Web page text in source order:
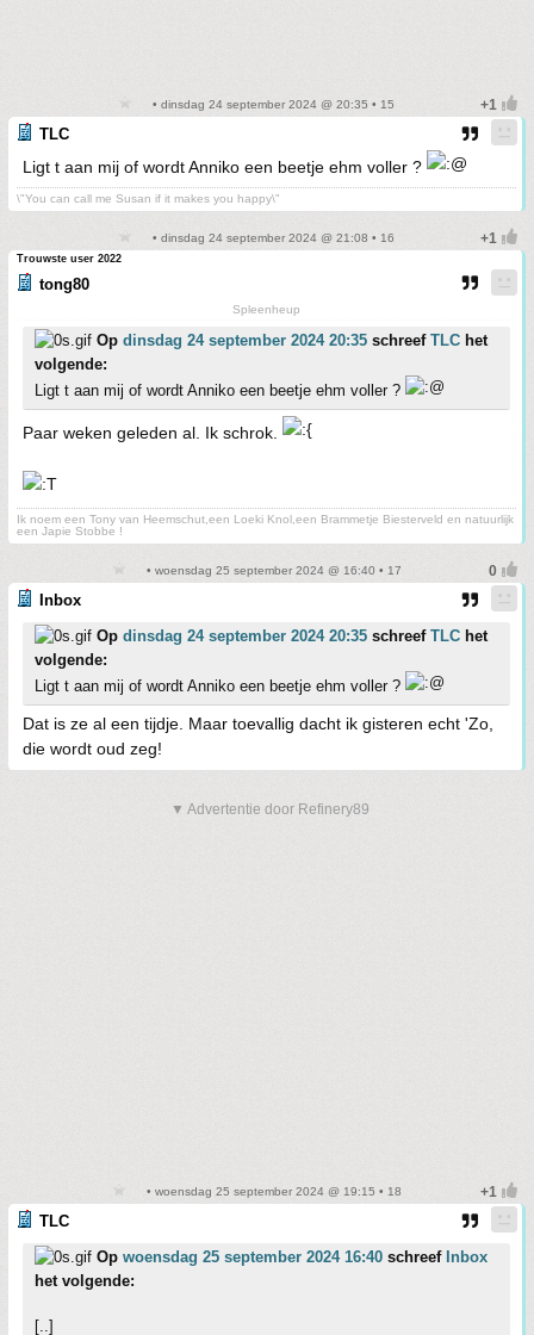
• dinsdag 24 september 2024 @ 20:35 • 15
TLC
Ligt t aan mij of wordt Anniko een beetje ehm voller ?
\"You can call me Susan if it makes you happy\"
• dinsdag 24 september 2024 @ 21:08 • 16
Trouwste user 2022
tong80
Spleenheup
Op dinsdag 24 september 2024 20:35 schreef TLC het
volgende:
Ligt t aan mij of wordt Anniko een beetje ehm voller ?
Paar weken geleden al. Ik schrok.
Ik noem een Tony van Heemschut,een Loeki Knol,een Brammetje Biesterveld en natuurlijk
een Japie Stobbe !
• woensdag 25 september 2024 @ 16:40 • 17
Inbox
Op dinsdag 24 september 2024 20:35 schreef TLC het
volgende:
Ligt t aan mij of wordt Anniko een beetje ehm voller ?
Dat is ze al een tijdje. Maar toevallig dacht ik gisteren echt 'Zo,
die wordt oud zeg!
▼ Advertentie door Refinery89
• woensdag 25 september 2024 @ 19:15 • 18
TLC
Op woensdag 25 september 2024 16:40 schreef Inbox
het volgende:
[..]